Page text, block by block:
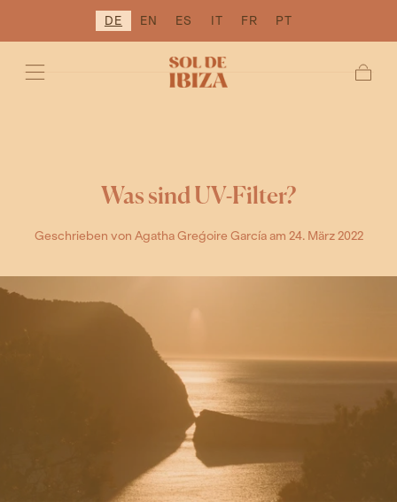
ZUM INHALT
SPRINGEN
DE EN ES IT FR PT
Was sind UV-Filter?
Geschrieben von Agatha Greǵoire Garcíaam 24. März 2022